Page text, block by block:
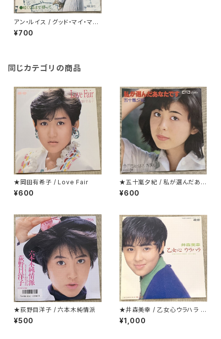
アン・ルイス / グッド・マイ・マ
イ・ラブ
¥700
同じカテゴリの商品
★岡田有希子 / Love Fair
¥600
★五十嵐夕紀 / 私が選んだあな
たです
¥600
★荻野目洋子 / 六本木純情派
¥500
★井森美幸 / 乙女心ウラハラ プ
ロモ
¥1,000